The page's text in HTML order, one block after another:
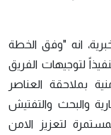
انه "وفق الخطة
لتوجيهات الفريق
بملاحقة العناصر
والبحث والتفتيش
لتعزيز الامن